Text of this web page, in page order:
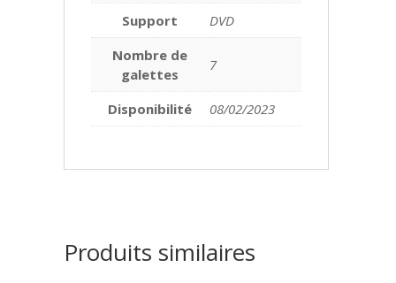
Support
DVD
Nombre de
galettes
7
Disponibilité 08/02/2023
Produits similaires